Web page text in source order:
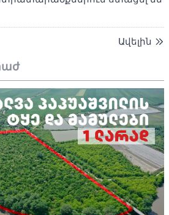
Ավելին